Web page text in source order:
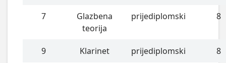
7
Glazbena
teorija
prijediplomski 8
9 Klarinet prijediplomski 8